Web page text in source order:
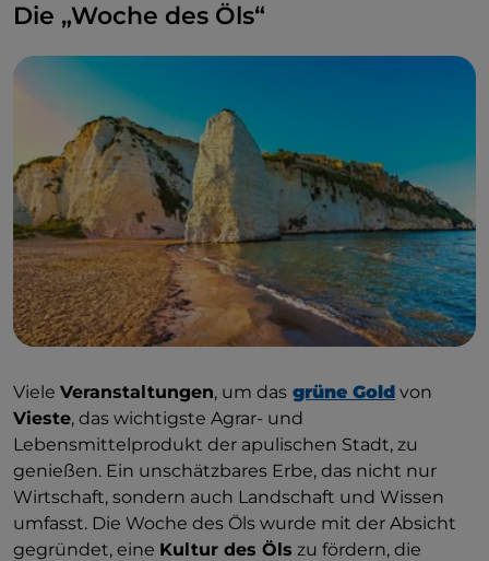
Die „Woche des Öls“
Viele Veranstaltungen, um das grüne Gold von
Vieste, das wichtigste Agrar- und
Lebensmittelprodukt der apulischen Stadt, zu
genießen. Ein unschätzbares Erbe, das nicht nur
Wirtschaft, sondern auch Landschaft und Wissen
umfasst. Die Woche des Öls wurde mit der Absicht
gegründet, eine Kultur des Öls zu fördern, die